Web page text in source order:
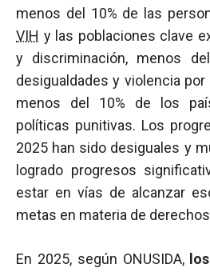
menos del 10% de las
VIH y las poblaciones clave
y discriminación, menos
desigualdades y violencia
menos del 10% de los
políticas punitivas. Los
2025 han sido desiguales y
logrado progresos
estar en vías de alcanzar
metas en materia de
En 2025, según ONUSIDA,